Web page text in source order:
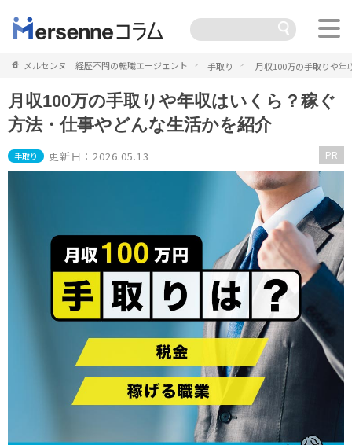
メルセンヌ｜経歴不問の転職エージェント 手取り 月収100万の手取りや
月収100万の手取りや年収はいくら？稼ぐ
方法・仕事やどんな生活かを紹介
手取り 更新日：2026.05.13 PR